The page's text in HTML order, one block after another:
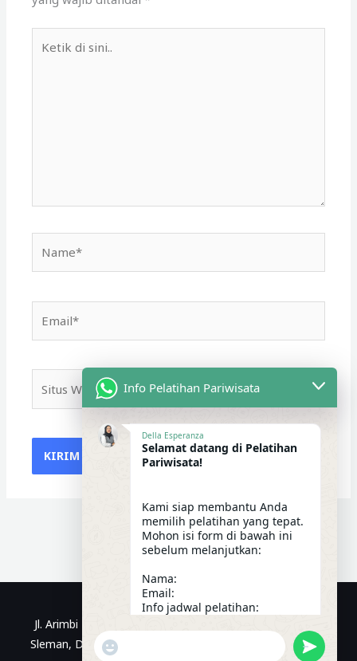
Web
Jl. Arimbi No.1, Kragilan, Sinduadi, Kec. Mlati, Kabupaten
Sleman, Daerah Istimewa Yogyakarta | WhatsApp: 0812-
Info Pelatihan Pariwisata
Della Esperanza
Selamat datang di Pelatihan
Pariwisata!
Kami siap membantu Anda
memilih pelatihan yang tepat.
Mohon isi form di bawah ini
sebelum melanjutkan:
Nama:
Email:
Info jadwal pelatihan:
"+CHATY_SETTINGS.LANG.EMOJI_PICKER+"
WhatsApp Message